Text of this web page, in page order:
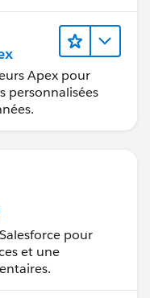
Apex pour
personnalisées
pour
et une